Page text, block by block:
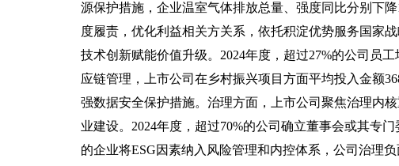
源保护措施，企业温室气体排放总量、强度同比分别下
度履责，优化利益相关方关系，依托积淀优势服务国家
技术创新赋能价值升级。2024年度，超过27%的公司员
应链管理，上市公司在乡村振兴项目方面平均投入金额
强数据安全保护措施。治理方面，上市公司聚焦治理内
业建设。2024年度，超过70%的公司确立董事会或其专
的企业将ESG因素纳入风险管理和内控体系，公司治理